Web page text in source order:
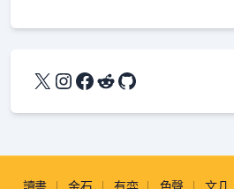
X Instagram
Facebook
Reddit
GitHub
讀書 金石 有弈 色聲 文几